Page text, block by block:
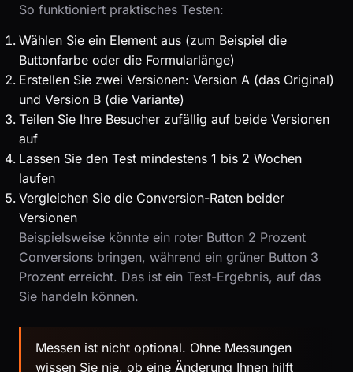
So funktioniert praktisches Testen:
Wählen Sie ein Element aus (zum Beispiel die
Buttonfarbe oder die Formularlänge)
Erstellen Sie zwei Versionen: Version A (das Original)
und Version B (die Variante)
Teilen Sie Ihre Besucher zufällig auf beide Versionen
auf
Lassen Sie den Test mindestens 1 bis 2 Wochen
laufen
Vergleichen Sie die Conversion-Raten beider
Versionen
Beispielsweise könnte ein roter Button 2 Prozent
Conversions bringen, während ein grüner Button 3
Prozent erreicht. Das ist ein Test-Ergebnis, auf das
Sie handeln können.
Messen ist nicht optional. Ohne Messungen
wissen Sie nie, ob eine Änderung Ihnen hilft